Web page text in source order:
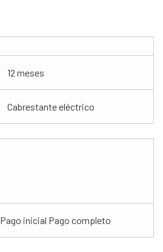
12 meses
Cabrestante eléctrico
Pago inicial Pago completo